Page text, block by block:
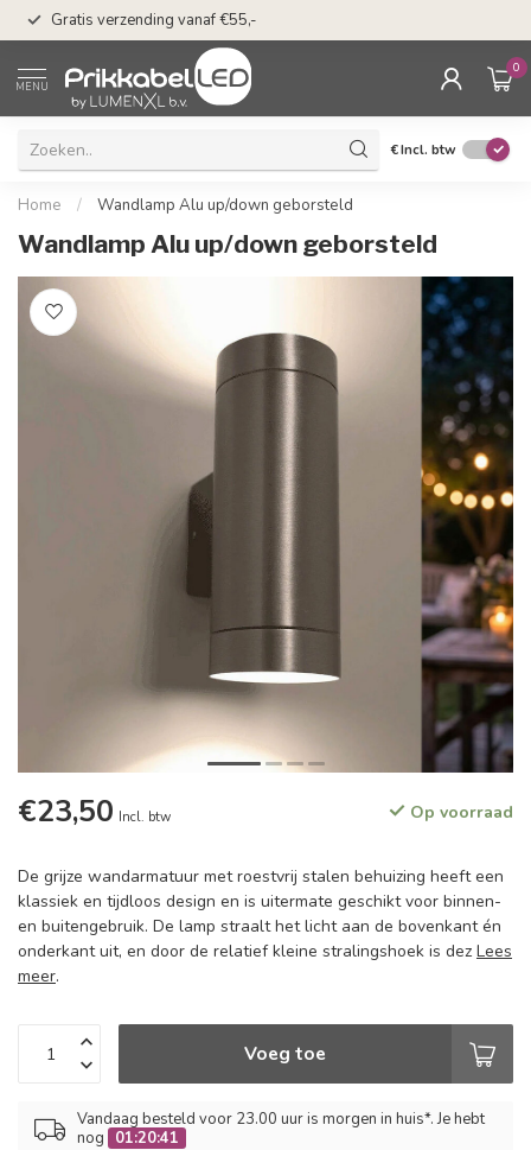
Gratis verzending vanaf €55,-
MENU
0
€Incl. btw
Home / Wandlamp Alu up/down geborsteld
Wandlamp Alu up/down geborsteld
€23,50 Incl. btw Op voorraad
De grijze wandarmatuur met roestvrij stalen behuizing heeft een
klassiek en tijdloos design en is uitermate geschikt voor binnen-
en buitengebruik. De lamp straalt het licht aan de bovenkant én
onderkant uit, en door de relatief kleine stralingshoek is dez Lees
meer.
Voeg toe
Vandaag besteld voor 23.00 uur is morgen in huis*. Je hebt
nog
01:20:40